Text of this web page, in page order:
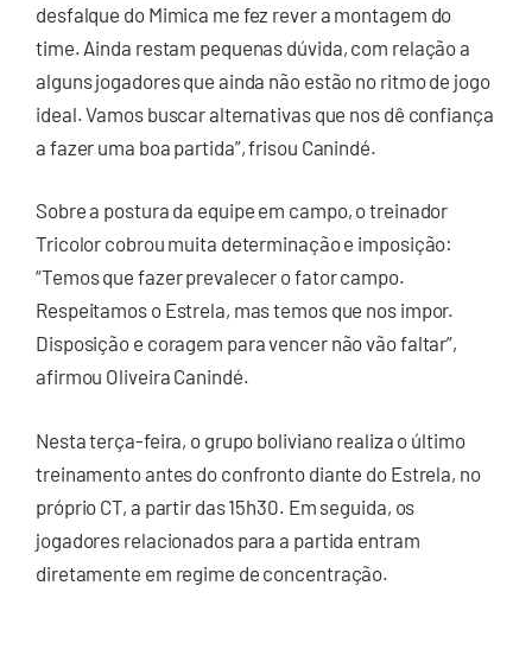
desfalque do Mimica me fez rever a montagem do
time. Ainda restam pequenas dúvida, com relação a
alguns jogadores que ainda não estão no ritmo de jogo
ideal. Vamos buscar alternativas que nos dê confiança
a fazer uma boa partida”, frisou Canindé.
Sobre a postura da equipe em campo, o treinador
Tricolor cobrou muita determinação e imposição:
“Temos que fazer prevalecer o fator campo.
Respeitamos o Estrela, mas temos que nos impor.
Disposição e coragem para vencer não vão faltar”,
afirmou Oliveira Canindé.
Nesta terça-feira, o grupo boliviano realiza o último
treinamento antes do confronto diante do Estrela, no
próprio CT, a partir das 15h30. Em seguida, os
jogadores relacionados para a partida entram
diretamente em regime de concentração.